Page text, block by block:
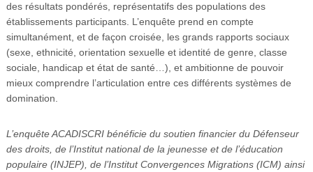
des résultats pondérés, représentatifs des populations des
établissements participants. L’enquête prend en compte
simultanément, et de façon croisée, les grands rapports sociaux
(sexe, ethnicité, orientation sexuelle et identité de genre, classe
sociale, handicap et état de santé…), et ambitionne de pouvoir
mieux comprendre l’articulation entre ces différents systèmes de
domination.
L’enquête ACADISCRI bénéficie du soutien financier du Défenseur
des droits, de l’Institut national de la jeunesse et de l’éducation
populaire (INJEP), de l’Institut Convergences Migrations (ICM) ainsi